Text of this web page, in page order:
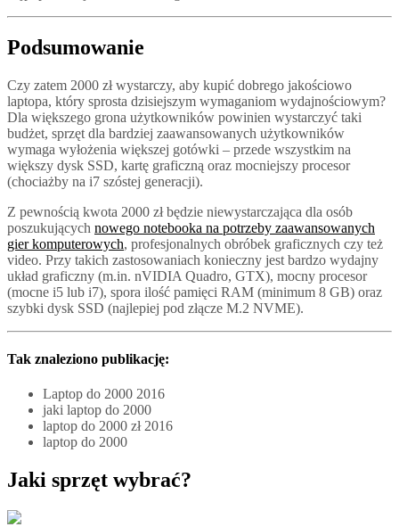
Podsumowanie
Czy zatem 2000 zł wystarczy, aby kupić dobrego jakościowo
laptopa, który sprosta dzisiejszym wymaganiom wydajnościowym?
Dla większego grona użytkowników powinien wystarczyć taki
budżet, sprzęt dla bardziej zaawansowanych użytkowników
wymaga wyłożenia większej gotówki – przede wszystkim na
większy dysk SSD, kartę graficzną oraz mocniejszy procesor
(chociażby na i7 szóstej generacji).
Z pewnością kwota 2000 zł będzie niewystarczająca dla osób
poszukujących nowego notebooka na potrzeby zaawansowanych
gier komputerowych, profesjonalnych obróbek graficznych czy też
video. Przy takich zastosowaniach konieczny jest bardzo wydajny
układ graficzny (m.in. nVIDIA Quadro, GTX), mocny procesor
(mocne i5 lub i7), spora ilość pamięci RAM (minimum 8 GB) oraz
szybki dysk SSD (najlepiej pod złącze M.2 NVME).
Tak znaleziono publikację:
Laptop do 2000 2016
jaki laptop do 2000
laptop do 2000 zł 2016
laptop do 2000
Jaki sprzęt wybrać?